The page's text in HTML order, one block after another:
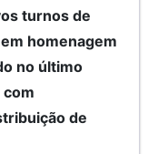
turnos de
homenagem
no último
de